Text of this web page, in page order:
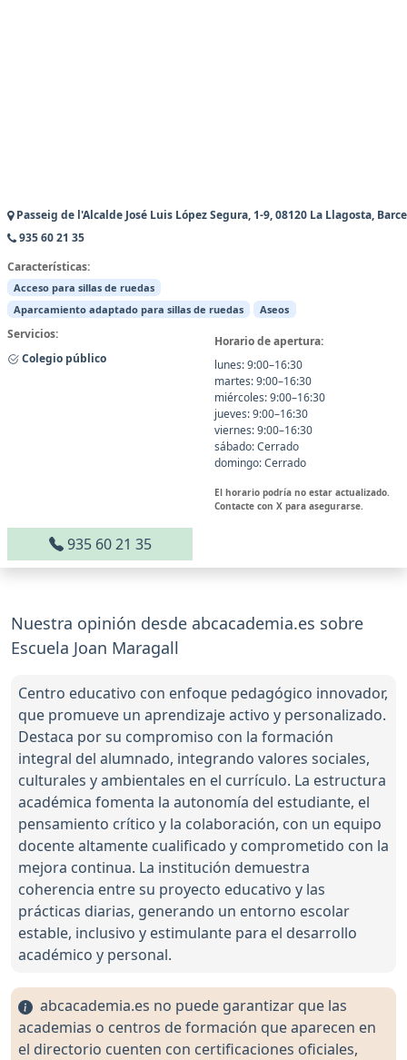
Passeig de l'Alcalde José Luis López Segura, 1-9, 08120 La Llagosta,
935 60 21 35
Características:
Acceso para sillas de ruedas
Aparcamiento adaptado para sillas de ruedas
Aseos
Servicios:
Colegio público
Horario de apertura:
lunes: 9:00–16:30
martes: 9:00–16:30
miércoles: 9:00–16:30
jueves: 9:00–16:30
viernes: 9:00–16:30
sábado: Cerrado
domingo: Cerrado
El horario podría no estar actualizado.
Contacte con X para asegurarse.
935 60 21 35
Nuestra opinión desde abcacademia.es sobre
Escuela Joan Maragall
Centro educativo con enfoque pedagógico innovador,
que promueve un aprendizaje activo y personalizado.
Destaca por su compromiso con la formación
integral del alumnado, integrando valores sociales,
culturales y ambientales en el currículo. La estructura
académica fomenta la autonomía del estudiante, el
pensamiento crítico y la colaboración, con un equipo
docente altamente cualificado y comprometido con la
mejora continua. La institución demuestra
coherencia entre su proyecto educativo y las
prácticas diarias, generando un entorno escolar
estable, inclusivo y estimulante para el desarrollo
académico y personal.
abcacademia.es no puede garantizar que las
academias o centros de formación que aparecen en
el directorio cuenten con certificaciones oficiales,